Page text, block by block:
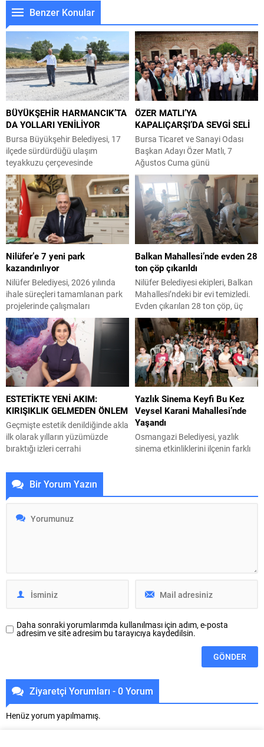
Benzer Konular
BÜYÜKŞEHİR HARMANCIK’TA
DA YOLLARI YENİLİYOR
Bursa Büyükşehir Belediyesi, 17
ilçede sürdürdüğü ulaşım
teyakkuzu çerçevesinde
Harmacık ilçesinde 5 mahallenin
yollarını yenileme çalışmalarına
hız verdi. Şahin Biba
başkanlığında başlatılan ulaşım
seferberliği kapsamında Bursa
Büyükşehir Belediyesi Ulaşım
Dairesi Başkanlığı
koordinasyonuyla 17 ilçede yol
yenileme çalışmalarında vites
yükseltildi. Başkan Vekili Biba’nın
göreve geldiği 10 Nisan’dan
bugüne kadar geçen süre...
ÖZER MATLI’YA
KAPALIÇARŞI’DA SEVGİ SELİ
Bursa Ticaret ve Sanayi Odası
Başkan Adayı Özer Matlı, 7
Ağustos Cuma günü
gerçekleştirdiği program
kapsamında BTSO’nun kurucusu
Osman Fevzi Efendi’yi kabri
başında andı, Ulu Cami’de cuma
namazına katıldı ve Kapalıçarşı
esnafı ile buluştu. Bursa Ticaret
ve Sanayi Odası Başkan Adayı
Özer Matlı ve beraberindeki heyet
çalışmalarını Bursa’nın tarihine,
değerlerine...
Nilüfer’e 7 yeni park
kazandırılıyor
Nilüfer Belediyesi, 2026 yılında
ihale süreçleri tamamlanan park
projelerinde çalışmaları
hızlandırdı. Yıl sonuna kadar 7
ayrı mahallede tamamlanacak
projelerle kente yaklaşık 24 bin
metrekarelik yeni park alanı
kazandırılacak. Nilüfer Belediyesi,
ilçe genelinde kişi başına düşen
yeşil alan miktarını artırmak ve
vatandaşlara yeni yaşam alanları
sunmak amacıyla yürüttüğü park
çalışmalarını sürdürüyor....
Balkan Mahallesi’nde evden 28
ton çöp çıkarıldı
Nilüfer Belediyesi ekipleri, Balkan
Mahallesi’ndeki bir evi temizledi.
Evden çıkarılan 28 ton çöp, üç
kamyona yüklenerek Hamitler
Kent Çöplüğü’ne götürüldü.
Nilüfer Belediyesi ekipleri, Balkan
Mahallesi Turan Haznedaroğlu
Sokak’ta bulunan bir apartman
dairesinden gelen şikâyetleri
değerlendirerek, çöp eve
dönüştürülen adresi temizledi.
Apartman sakinlerinin koku ve
hijyen sorunları nedeniyle yaptığı
bildirimlerin ardından...
ESTETİKTE YENİ AKIM:
KIRIŞIKLIK GELMEDEN ÖNLEM
Geçmişte estetik denildiğinde akla
ilk olarak yılların yüzümüzde
bıraktığı izleri cerrahi
günümüzde bu anlayış yerini çok
daha proaktif bir yaklaşım olan
önleyici estetiğe bırakıyor.
çözmek yerine oluşmadan
Yazlık Sinema Keyfi Bu Kez
Veysel Karani Mahallesi’nde
Yaşandı
Osmangazi Belediyesi, yazlık
sinema etkinliklerini ilçenin farklı
Veysel Karani Mahallesi’nde
buluşturmaya...
Bir Yorum Yazın
Daha sonraki yorumlarımda kullanılması için adım, e-posta
adresim ve site adresim bu tarayıcıya kaydedilsin.
Ziyaretçi Yorumları - 0 Yorum
Henüz yorum yapılmamış.